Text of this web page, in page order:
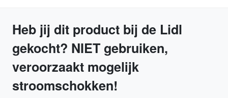
Heb jij dit product bij de Lidl
gekocht? NIET gebruiken,
veroorzaakt mogelijk
stroomschokken!